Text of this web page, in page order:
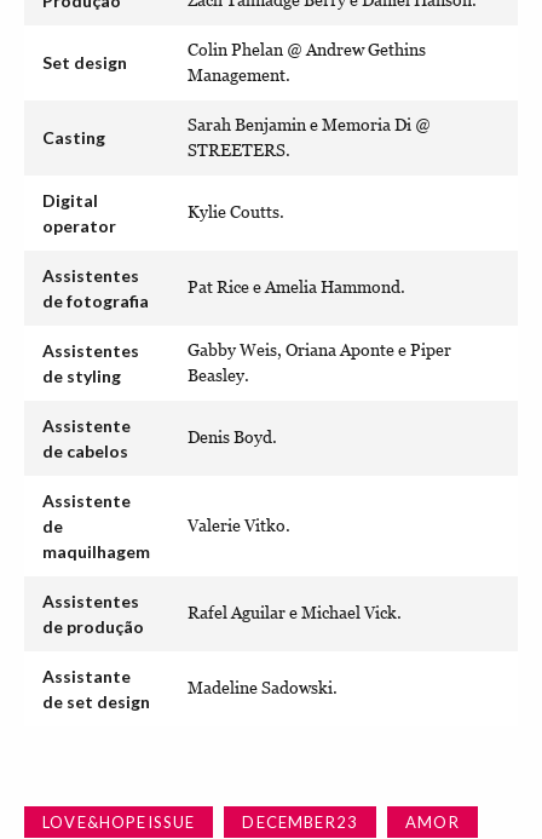
Set design
Colin Phelan @ Andrew Gethins
Management.
Casting
Sarah Benjamin e Memoria Di @
STREETERS.
Digital
operator
Kylie Coutts.
Assistentes
de fotografia
Pat Rice e Amelia Hammond.
Assistentes
de styling
Gabby Weis, Oriana Aponte e Piper
Beasley.
Assistente
de cabelos
Denis Boyd.
Assistente
de
maquilhagem
Valerie Vitko.
Assistentes
de produção
Rafel Aguilar e Michael Vick.
Assistante
de set design
Madeline Sadowski.
LOVE&HOPEISSUE DECEMBER23 AMOR